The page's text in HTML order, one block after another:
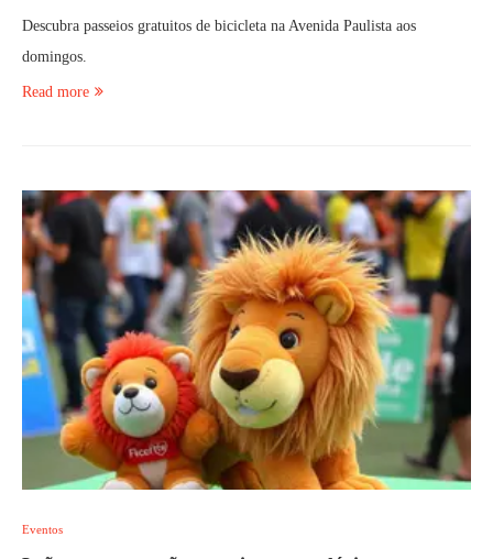
Descubra passeios gratuitos de bicicleta na Avenida Paulista aos
domingos.
Read more
Eventos